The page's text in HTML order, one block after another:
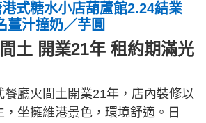
式糖水小店葫蘆館2.24結業
薑汁撞奶／芋圓
土 開業21年 租約期滿光
餐廳火間土開業21年，店內裝修以
坐擁維港景色，環境舒適。日